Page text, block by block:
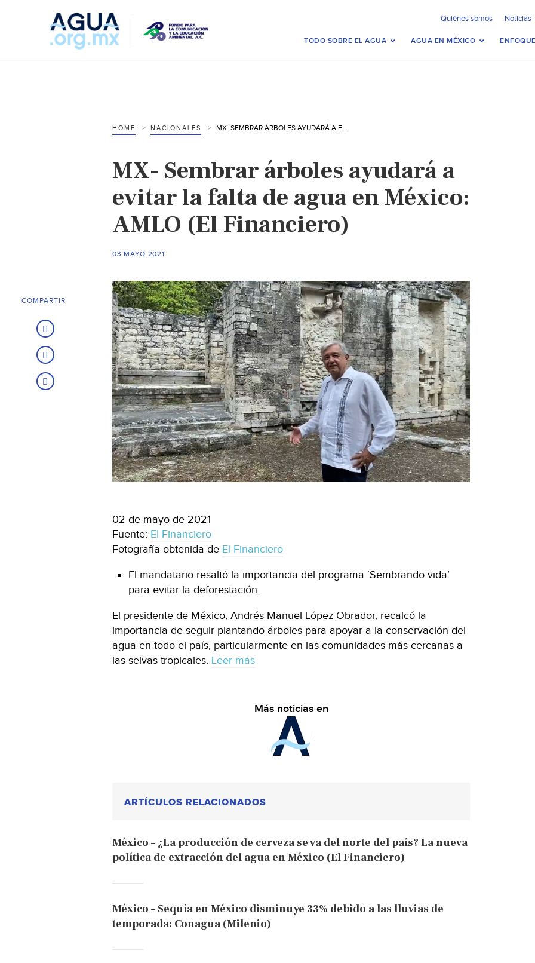
Quiénes somos Noticias
TODO SOBRE EL AGUA AGUA EN MÉXICO
HOME NACIONALES MX- SEMBRAR ÁRBOLES AYUDARÁ A EVITAR LA FALTA DE AGUA EN MÉXICO: AMLO (EL FINANCIERO)
MX- Sembrar árboles ayudará a
evitar la falta de agua en México:
AMLO (El Financiero)
03 MAYO 2021
02 de mayo de 2021
Fuente: El Financiero
Fotografía obtenida de El Financiero
El mandatario resaltó la importancia del programa ‘Sembrando vida’
para evitar la deforestación.
El presidente de México, Andrés Manuel López Obrador, recalcó la
importancia de seguir plantando árboles para apoyar a la conservación del
agua en todo el país, particularmente en las comunidades más cercanas a
las selvas tropicales. Leer más
Más noticias en
ARTÍCULOS RELACIONADOS
México – ¿La producción de cerveza se va del norte del país? La nueva
política de extracción del agua en México (El Financiero)
México – Sequía en México disminuye 33% debido a las lluvias de
temporada: Conagua (Milenio)
COMPARTIR